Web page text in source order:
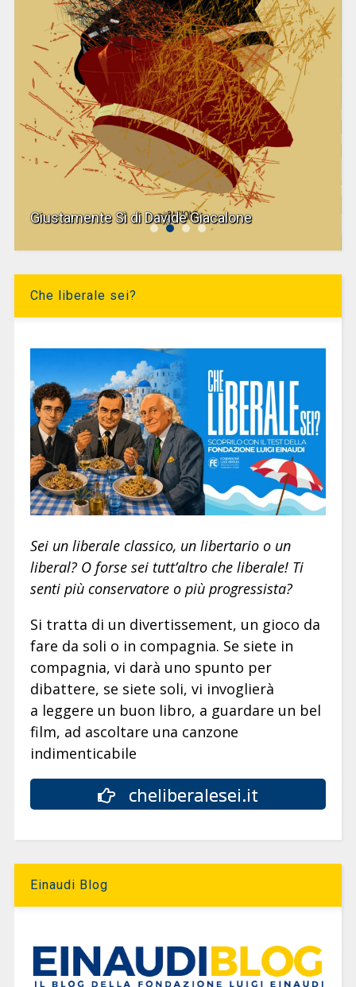
Giustamente Sì di Davide Giacalone
Che liberale sei?
Sei un liberale classico, un libertario o un
liberal? O forse sei tutt’altro che liberale! Ti
senti più conservatore o più progressista?
Si tratta di un divertissement, un gioco da
fare da soli o in compagnia. Se siete in
compagnia, vi darà uno spunto per
dibattere, se siete soli, vi invoglierà
a leggere un buon libro, a guardare un bel
film, ad ascoltare una canzone
indimenticabile
cheliberalesei.it
Einaudi Blog